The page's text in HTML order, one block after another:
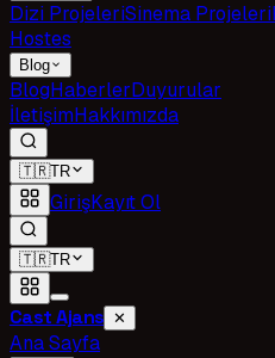
Dizi ProjeleriSinema Projeleri
Hostes
Blog
BlogHaberlerDuyurular
İletişimHakkımızda
🇹🇷TR
GirişKayıt Ol
🇹🇷TR
Cast Ajans ✕
Ana Sayfa